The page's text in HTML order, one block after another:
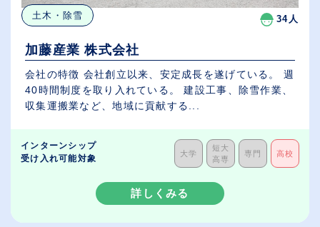
土木・除雪 34人
加藤産業 株式会社
会社の特徴 会社創立以来、安定成長を遂げている。 週
40時間制度を取り入れている。 建設工事、除雪作業、
収集運搬業など、地域に貢献する...
インターンシップ
受け入れ可能対象
大学
短大
高専
専門 高校
詳しくみる